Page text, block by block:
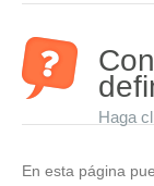
Haga
En esta página